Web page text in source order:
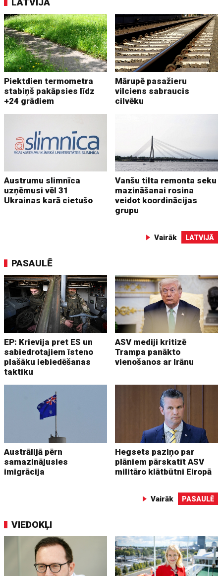
Piektdien termometra
stabiņš pakāpsies līdz
+24 grādiem
Mārupē pasažieru
vilciens sabraucis
cilvēku
Austrumu slimnīca
uzņēmusi vēl 31
Ukrainas karā cietušo
Vanšu tilta remonta seku
mazināšanai rosina
veidot koordinācijas
grupu
Vairāk LATVIJĀ
PASAULĒ
EP: Krievija pret ES un
sabiedrotajiem īsteno
plašāku iebiedēšanas
taktiku
ASV mediji kritizē
Trampa panākto
vienošanos ar Irānu
Austrālijā pērn
samazinājusies
imigrācija
Hegsets paziņo par
plāniem pārskatīt ASV
militāro klātbūtni Eiropā
Vairāk PASAULĒ
VIEDOKĻI